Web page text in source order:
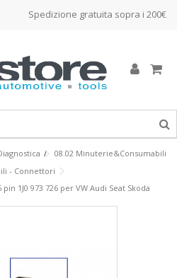
Spedizione gratuita sopra i 200€
08.02 Minuterie&Consumabili
- Connettori
1J0 973 726 per VW Audi Seat Skoda